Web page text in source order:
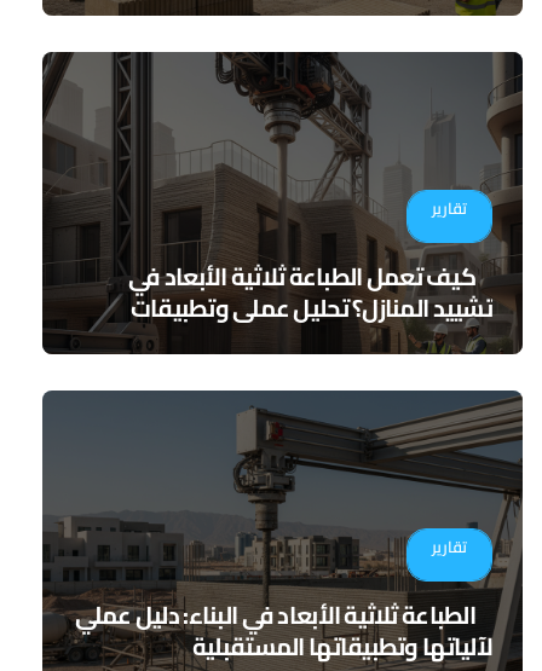
تقارير
كيف تعمل الطباعة ثلاثية الأبعاد في
تشييد المنازل؟ تحليل عملي وتطبيقات
مستقبلية
تقارير
الطباعة ثلاثية الأبعاد في البناء: دليل عملي
لآلياتها وتطبيقاتها المستقبلية